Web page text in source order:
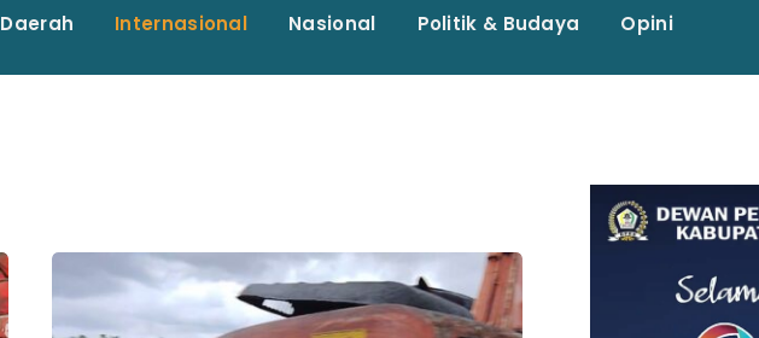
Daerah Internasional Nasional Politik & Budaya Opini